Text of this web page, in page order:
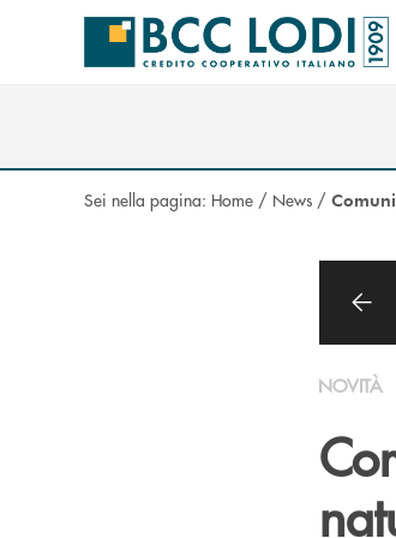
Salta al contenuto principale
Sei nella pagina: Home / News /
NOVITÀ